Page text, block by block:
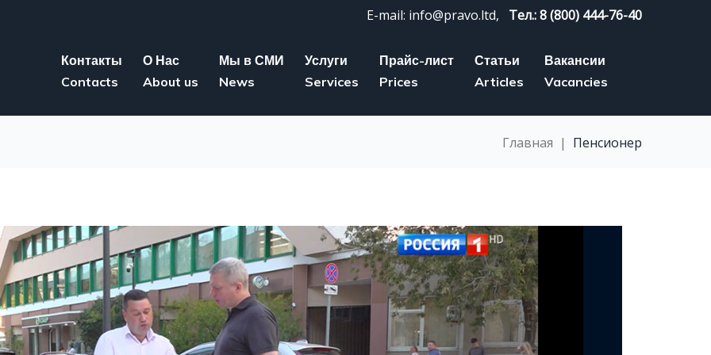
E-mail: info@pravo.ltd, Тел.: 8 (800) 444-76-40
Контакты
Contacts
О Нас
About us
Мы в СМИ
News
Услуги
Services
Прайс-лист
Prices
Статьи
Articles
Вакансии
Vacancies
Главная | Пенсионер